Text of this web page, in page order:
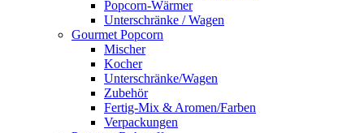
Popcorn-Wärmer
Unterschränke / Wagen
Gourmet Popcorn
Mischer
Kocher
Unterschränke/Wagen
Zubehör
Fertig-Mix & Aromen/Farben
Verpackungen